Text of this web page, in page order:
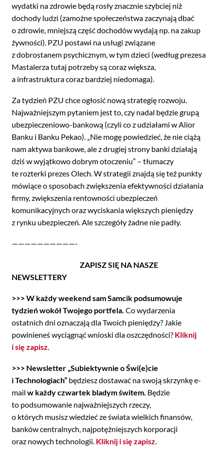
wydatki na zdrowie będą rosły znacznie szybciej niż
dochody ludzi (zamożne społeczeństwa zaczynają dbać
o zdrowie, mniejszą część dochodów wydają np. na zakup
żywności). PZU postawi na usługi związane
z dobrostanem psychicznym, w tym dzieci (według prezesa
Mastalerza tutaj potrzeby są coraz większa,
a infrastruktura coraz bardziej niedomaga).
Za tydzień PZU chce ogłosić nową strategię rozwoju.
Najważniejszym pytaniem jest to, czy nadal będzie grupą
ubezpieczeniowo-bankową (czyli co z udziałami w Alior
Banku i Banku Pekao). „Nie mogę powiedzieć, że nie ciążą
nam aktywa bankowe, ale z drugiej strony banki działają
dziś w wyjątkowo dobrym otoczeniu” – tłumaczy
te rozterki prezes Olech. W strategii znajdą się też punkty
mówiące o sposobach zwiększenia efektywności działania
firmy, zwiększenia rentowności ubezpieczeń
komunikacyjnych oraz wyciskania większych pieniędzy
z rynku ubezpieczeń. Ale szczegóły żadne nie padły.
——————————-
ZAPISZ SIĘ NA NASZE
NEWSLETTERY
>>> W każdy weekend sam Samcik podsumowuje
tydzień wokół Twojego portfela. Co wydarzenia
ostatnich dni oznaczają dla Twoich pieniędzy? Jakie
powinieneś wyciągnąć wnioski dla oszczędności? Kliknij
i się zapisz.
>>> Newsletter „Subiektywnie o Świ(e)cie
i Technologiach” będziesz dostawać na swoją skrzynkę e-
mail w każdy czwartek bladym świtem. Będzie
to podsumowanie najważniejszych rzeczy,
o których musisz wiedzieć ze świata wielkich finansów,
banków centralnych, najpotężniejszych korporacji
oraz nowych technologii. Kliknij i się zapisz.